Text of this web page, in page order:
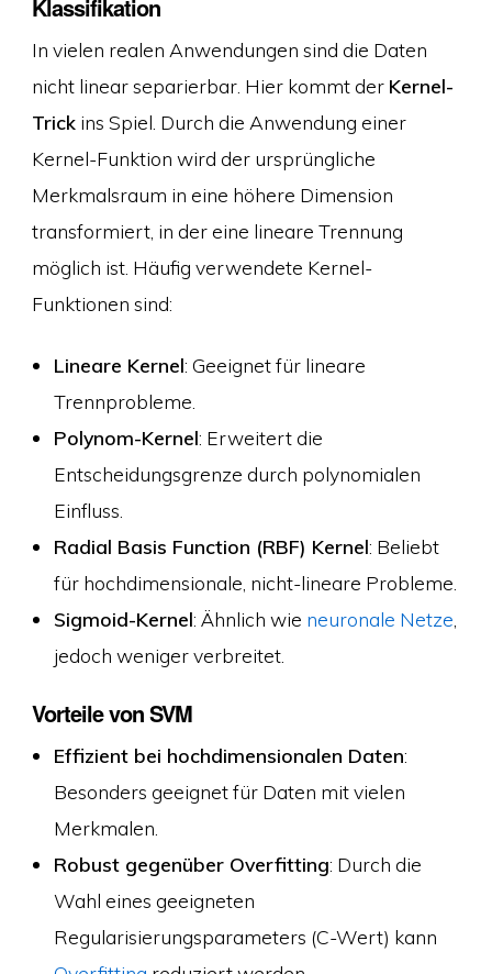
Klassifikation
In vielen realen Anwendungen sind die Daten
nicht linear separierbar. Hier kommt der Kernel-
Trickins Spiel. Durch die Anwendung einer
Kernel-Funktion wird der ursprüngliche
Merkmalsraum in eine höhere Dimension
transformiert, in der eine lineare Trennung
möglich ist. Häufig verwendete Kernel-
Funktionen sind:
Lineare Kernel: Geeignet für lineare
Trennprobleme.
Polynom-Kernel: Erweitert die
Entscheidungsgrenze durch polynomialen
Einfluss.
Radial Basis Function (RBF) Kernel: Beliebt
für hochdimensionale, nicht-lineare Probleme.
Sigmoid-Kernel: Ähnlich wie neuronale Netze
jedoch weniger verbreitet.
Vorteile von SVM
Effizient bei hochdimensionalen Daten:
Besonders geeignet für Daten mit vielen
Merkmalen.
Robust gegenüber Overfitting: Durch die
Wahl eines geeigneten
Regularisierungsparameters (C-Wert) kann